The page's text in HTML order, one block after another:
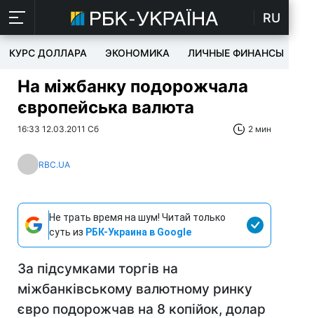
RU
КУРС ДОЛЛАРА ЭКОНОМИКА ЛИЧНЫЕ ФИНАНСЫ
На міжбанку подорожчала
європейська валюта
16:33 12.03.2011 Сб 2 мин
RBC.UA
Не трать время на шум! Читай только
суть из РБК-Украина в Google
За підсумками торгів на
міжбанківському валютному ринку
євро подорожчав на 8 копійок, долар